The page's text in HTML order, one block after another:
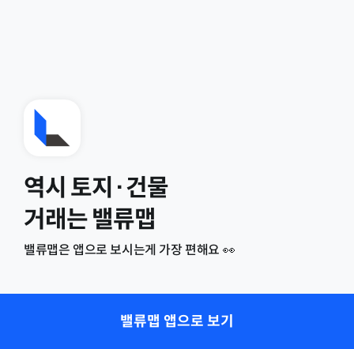
역시 토지·건물
거래는 밸류맵
밸류맵은 앱으로 보시는게 가장 편해요 👀
밸류맵 앱으로 보기